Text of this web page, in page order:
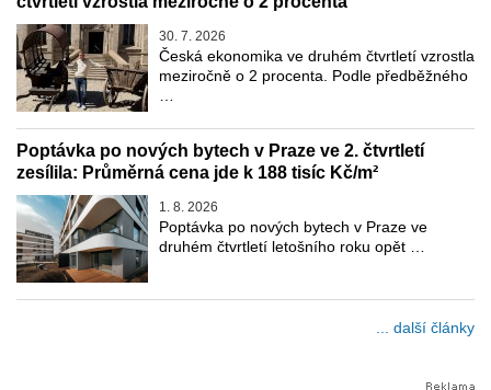
30. 7. 2026
Česká ekonomika ve druhém čtvrtletí vzrostla
meziročně o 2 procenta. Podle předběžného
Poptávka po nových bytech v Praze ve 2. čtvrtletí
zesílila: Průměrná cena jde k 188 tisíc Kč/m²
1. 8. 2026
Poptávka po nových bytech v Praze ve
druhém čtvrtletí letošního roku opět …
... další články